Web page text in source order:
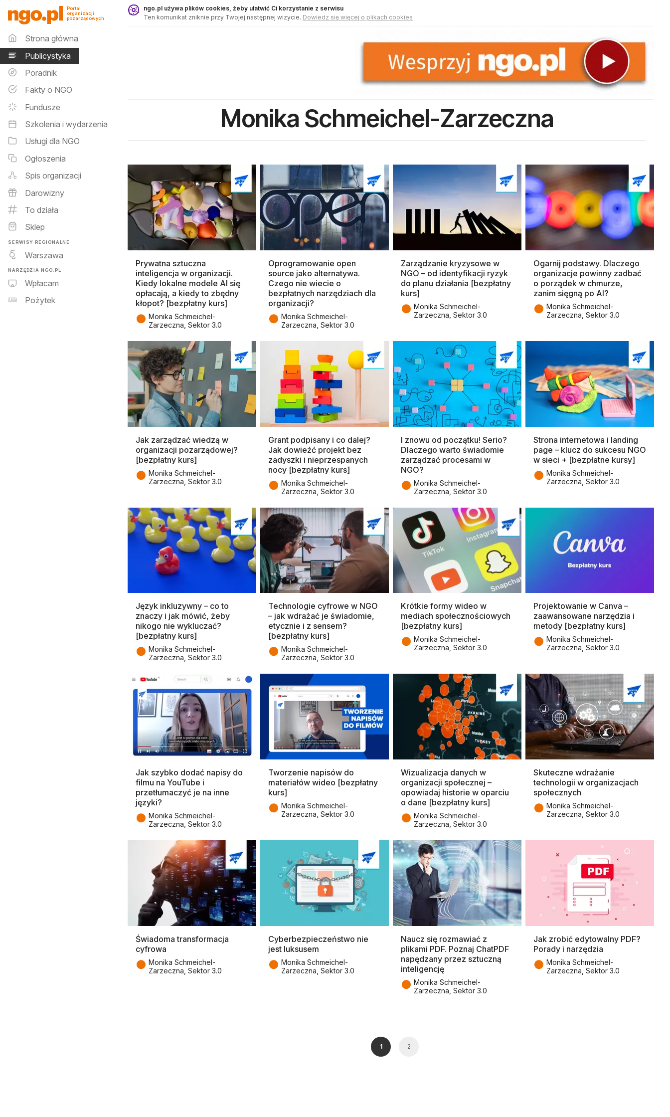
Publicystyka - ngo.pl
Portal
organizacji
pozarządowych
Menu główne
Strona główna
Publicystyka
Poradnik
Fakty o NGO
Fundusze
Szkolenia i wydarzenia
Usługi dla NGO
Ogłoszenia
Spis organizacji
Darowizny
To działa
Sklep
SERWISY REGIONALNE
Warszawa
NARZĘDZIA NGO.PL
Wpłacam
Pożytek
ngo.pl używa plików cookies, żeby ułatwić Ci korzystanie z serwisu
Ten komunikat zniknie przy Twojej następnej wizycie. Dowiedz się więcej o plikach cookies
Monika Schmeichel-Zarzeczna
Prywatna sztuczna
inteligencja w organizacji.
Kiedy lokalne modele AI się
opłacają, a kiedy to zbędny
kłopot? [bezpłatny kurs]
● Monika Schmeichel-
Zarzeczna, Sektor 3.0
Oprogramowanie open
source jako alternatywa.
Czego nie wiecie o
bezpłatnych narzędziach dla
organizacji?
● Monika Schmeichel-
Zarzeczna, Sektor 3.0
Zarządzanie kryzysowe w
NGO – od identyfikacji ryzyk
do planu działania [bezpłatny
kurs]
● Monika Schmeichel-
Zarzeczna, Sektor 3.0
Ogarnij podstawy. Dlaczego
organizacje powinny zadbać
o porządek w chmurze,
zanim sięgną po AI?
● Monika Schmeichel-
Zarzeczna, Sektor 3.0
Jak zarządzać wiedzą w
organizacji pozarządowej?
[bezpłatny kurs]
● Monika Schmeichel-
Zarzeczna, Sektor 3.0
Grant podpisany i co dalej?
Jak dowieźć projekt bez
zadyszki i nieprzespanych
nocy [bezpłatny kurs]
● Monika Schmeichel-
Zarzeczna, Sektor 3.0
I znowu od początku! Serio?
Dlaczego warto świadomie
zarządzać procesami w
NGO?
● Monika Schmeichel-
Zarzeczna, Sektor 3.0
Strona internetowa i landing
page – klucz do sukcesu NGO
w sieci + [bezpłatne kursy]
● Monika Schmeichel-
Zarzeczna, Sektor 3.0
Język inkluzywny – co to
znaczy i jak mówić, żeby
nikogo nie wykluczać?
[bezpłatny kurs]
● Monika Schmeichel-
Zarzeczna, Sektor 3.0
Technologie cyfrowe w NGO
– jak wdrażać je świadomie,
etycznie i z sensem?
[bezpłatny kurs]
● Monika Schmeichel-
Zarzeczna, Sektor 3.0
Krótkie formy wideo w
mediach społecznościowych
[bezpłatny kurs]
● Monika Schmeichel-
Zarzeczna, Sektor 3.0
Projektowanie w Canva –
zaawansowane narzędzia i
metody [bezpłatny kurs]
● Monika Schmeichel-
Zarzeczna, Sektor 3.0
Jak szybko dodać napisy do
filmu na YouTube i
przetłumaczyć je na inne
języki?
● Monika Schmeichel-
Zarzeczna, Sektor 3.0
Tworzenie napisów do
materiałów wideo [bezpłatny
kurs]
● Monika Schmeichel-
Zarzeczna, Sektor 3.0
Wizualizacja danych w
organizacji społecznej –
opowiadaj historie w oparciu
o dane [bezpłatny kurs]
● Monika Schmeichel-
Zarzeczna, Sektor 3.0
Skuteczne wdrażanie
technologii w organizacjach
społecznych
● Monika Schmeichel-
Zarzeczna, Sektor 3.0
Świadoma transformacja
cyfrowa
● Monika Schmeichel-
Zarzeczna, Sektor 3.0
Cyberbezpieczeństwo nie
jest luksusem
● Monika Schmeichel-
Zarzeczna, Sektor 3.0
Naucz się rozmawiać z
plikami PDF. Poznaj ChatPDF
napędzany przez sztuczną
inteligencję
● Monika Schmeichel-
Zarzeczna, Sektor 3.0
Jak zrobić edytowalny PDF?
Porady i narzędzia
● Monika Schmeichel-
Zarzeczna, Sektor 3.0
1 2